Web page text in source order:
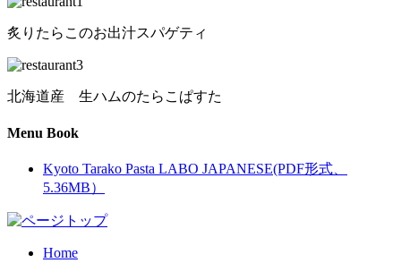
炙りたらこのお出汁スパゲティ
北海道産 生ハムのたらこぱすた
Menu Book
Kyoto Tarako Pasta LABO JAPANESE(PDF形式、
5.36MB）
Home